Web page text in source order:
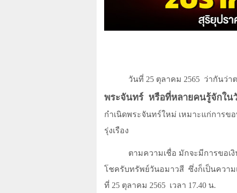
วันที่ 25 ตุลาคม 2565 ว่ากันว่า
พระจันทร์ หรือที่หลายคนรู้จักใน
กำเนิดพระจันทร์ใหม่ เหมาะแก่การข
รุ่งเรือง
ตามความเชื่อ มักจะมีการขอเ
โชครับทรัพย์วันอมาวสี ซึ่งก็เป็นควา
ที่ 25 ตุลาคม 2565 เวลา 17.40 น.